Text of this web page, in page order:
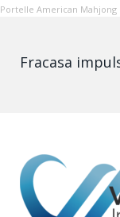
Portelle American Mahjong